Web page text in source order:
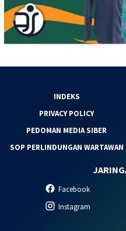
INDEKS
PRIVACY POLICY
PEDOMAN MEDIA SIBER
SOP PERLINDUNGAN WARTAWAN
Facebook
Instagram